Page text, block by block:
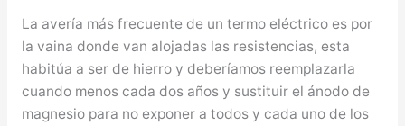
La avería más frecuente de un termo eléctrico es por
la vaina donde van alojadas las resistencias, esta
habitúa a ser de hierro y deberíamos reemplazarla
cuando menos cada dos años y sustituir el ánodo de
magnesio para no exponer a todos y cada uno de los